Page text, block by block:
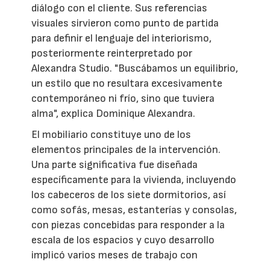
diálogo con el cliente. Sus referencias
visuales sirvieron como punto de partida
para definir el lenguaje del interiorismo,
posteriormente reinterpretado por
Alexandra Studio. "Buscábamos un equilibrio,
un estilo que no resultara excesivamente
contemporáneo ni frío, sino que tuviera
alma", explica Dominique Alexandra.
El mobiliario constituye uno de los
elementos principales de la intervención.
Una parte significativa fue diseñada
específicamente para la vivienda, incluyendo
los cabeceros de los siete dormitorios, así
como sofás, mesas, estanterías y consolas,
con piezas concebidas para responder a la
escala de los espacios y cuyo desarrollo
implicó varios meses de trabajo con